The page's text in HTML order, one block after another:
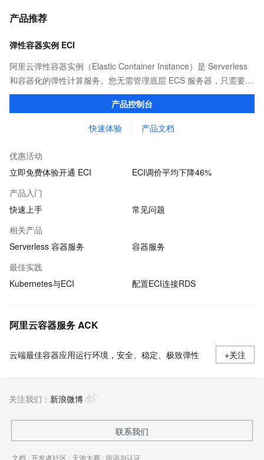
产品推荐
弹性容器实例 ECI
阿里云弹性容器实例（Elastic Container Instance）是 Serverless
和容器化的弹性计算服务。您无需管理底层 ECS 服务器，只需要提
供打包好的镜像，即可运行容器，并仅为容器实际运行消耗的资源
产品控制台
快速体验 产品文档
优惠活动
立即免费体验开通 ECI
ECI调价平均下降46%
产品入门
快速上手
常见问题
相关产品
Serverless 容器服务
容器服务
最佳实践
Kubernetes与ECI
配置ECI连接RDS
阿里云容器服务 ACK
云端最佳容器应用运行环境，安全、稳定、极致弹性 +关注
关注我们： 新浪微博
联系我们
文档 | 开发者社区 | 天池大赛 | 培训与认证